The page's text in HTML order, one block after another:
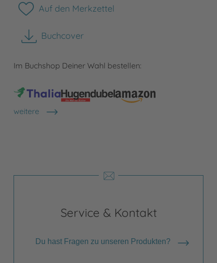
Auf den Merkzettel
Buchcover
herunterladen
Im Buchshop Deiner Wahl bestellen:
weitere
Shops anzeigen
Service & Kontakt
Du hast Fragen zu unseren Produkten?